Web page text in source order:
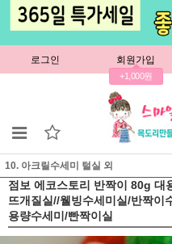
로그인 회원가입
+1,000원
10. 아크릴수세미 털실 외
점보 에코스토리 반짝이 80g 대
뜨개질실//웰빙수세미실/반짝이
용량수세미/빤짝이실